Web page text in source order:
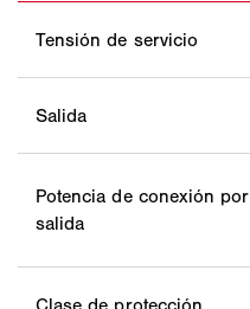
Tensión de servicio
Salida
Potencia de conexión por
salida